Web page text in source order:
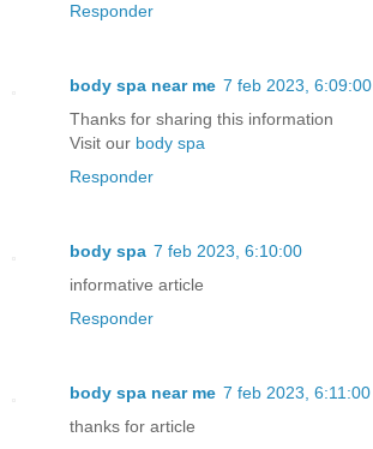
Responder
body spa near me 7 feb 2023, 6:09:00
Thanks for sharing this information
Visit our body spa
Responder
body spa 7 feb 2023, 6:10:00
informative article
Responder
body spa near me 7 feb 2023, 6:11:00
thanks for article